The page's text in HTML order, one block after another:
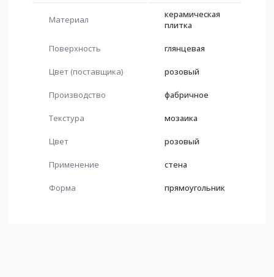
Материал
керамическая
плитка
Поверхность глянцевая
Цвет (поставщика) розовый
Производство фабричное
Текстура мозаика
Цвет розовый
Применение стена
Форма прямоугольник